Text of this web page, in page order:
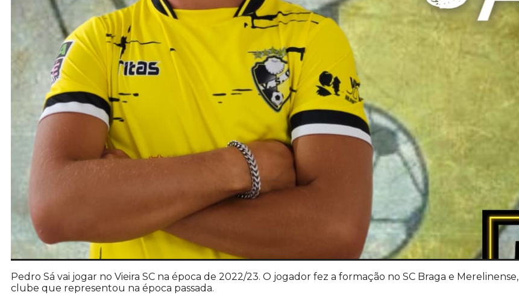
Pedro Sá vai jogar no Vieira SC na época de 2022/23. O jogador fez a formação no SC Braga e Merelinense,
clube que representou na época passada.